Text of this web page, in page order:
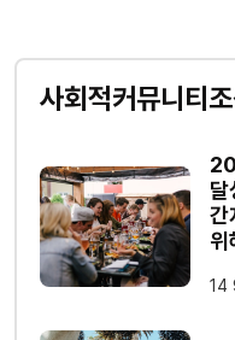
사회적커뮤니티
달
간
위
14